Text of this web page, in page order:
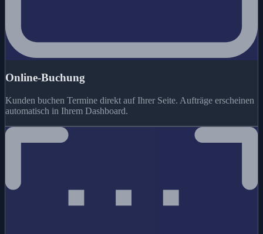
Online-Buchung
Kunden buchen Termine direkt auf Ihrer Seite. Aufträge erscheinen
automatisch in Ihrem Dashboard.